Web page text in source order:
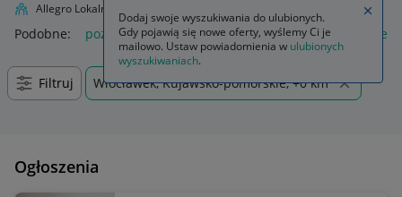
Allegro Lokalnie
Podobne: pozostałe łóżka pozostałe pozostałe miasta i
Filtruj Włocławek, Kujawsko-pomorskie, +0 km
Ogłoszenia
Dodaj swoje wyszukiwania do ulubionych.
Gdy pojawią się nowe oferty, wyślemy Ci je
mailowo. Ustaw powiadomienia w ulubionych
wyszukiwaniach.